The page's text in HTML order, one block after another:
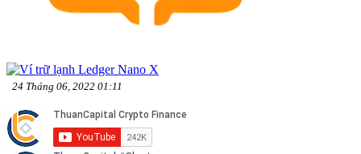
24 Tháng 06, 2022 01:11